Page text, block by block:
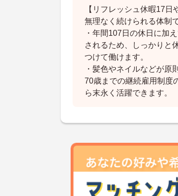
【リフレッシュ休暇17日
無理なく続けられる体制で
・年間107日の休日に加
されるため、しっかりと
つけて働けます。
・髪色やネイルなどが原
70歳までの継続雇用制度
ら末永く活躍できます。